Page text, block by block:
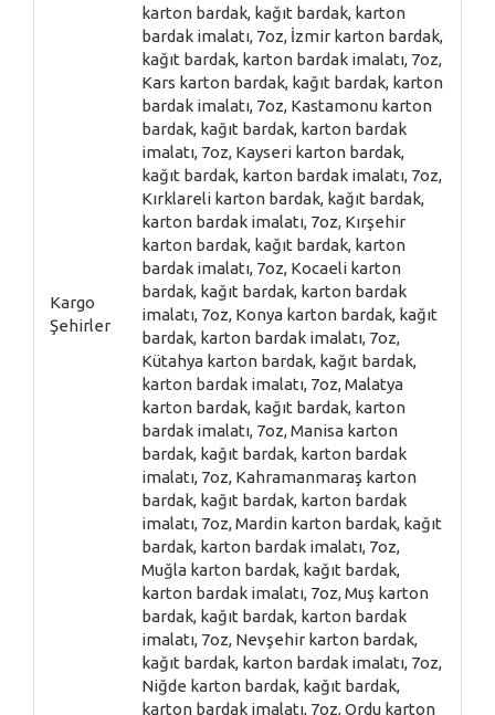
Kargo
Şehirler
karton bardak, kağıt bardak, karton
bardak imalatı, 7oz, İzmir karton bardak,
kağıt bardak, karton bardak imalatı, 7oz,
Kars karton bardak, kağıt bardak, karton
bardak imalatı, 7oz, Kastamonu karton
bardak, kağıt bardak, karton bardak
imalatı, 7oz, Kayseri karton bardak,
kağıt bardak, karton bardak imalatı, 7oz,
Kırklareli karton bardak, kağıt bardak,
karton bardak imalatı, 7oz, Kırşehir
karton bardak, kağıt bardak, karton
bardak imalatı, 7oz, Kocaeli karton
bardak, kağıt bardak, karton bardak
imalatı, 7oz, Konya karton bardak, kağıt
bardak, karton bardak imalatı, 7oz,
Kütahya karton bardak, kağıt bardak,
karton bardak imalatı, 7oz, Malatya
karton bardak, kağıt bardak, karton
bardak imalatı, 7oz, Manisa karton
bardak, kağıt bardak, karton bardak
imalatı, 7oz, Kahramanmaraş karton
bardak, kağıt bardak, karton bardak
imalatı, 7oz, Mardin karton bardak, kağıt
bardak, karton bardak imalatı, 7oz,
Muğla karton bardak, kağıt bardak,
karton bardak imalatı, 7oz, Muş karton
bardak, kağıt bardak, karton bardak
imalatı, 7oz, Nevşehir karton bardak,
kağıt bardak, karton bardak imalatı, 7oz,
Niğde karton bardak, kağıt bardak,
karton bardak imalatı, 7oz, Ordu karton